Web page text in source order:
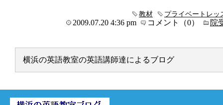
プライベートレッ
教材
2009.07.20 4:36 pm コメント（0） 院
横浜の英語教室の英語講師達によるブログ